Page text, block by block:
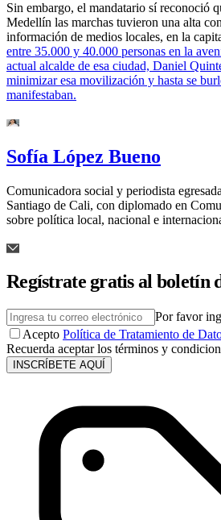
Sin embargo, el mandatario sí reconoció
Medellín las marchas tuvieron una alta
información de medios locales, en la
entre 35.000 y 40.000 personas en la
actual alcalde de esa ciudad, Daniel
minimizar esa movilización y hasta se
manifestaban.
Sofía López Bueno
Comunicadora social y periodista
Santiago de Cali, con diplomado en
sobre política local, nacional e
Regístrate gratis al boletín
Por favor
Acepto Política de Tratamiento de
Recuerda aceptar los términos y
INSCRÍBETE AQUÍ